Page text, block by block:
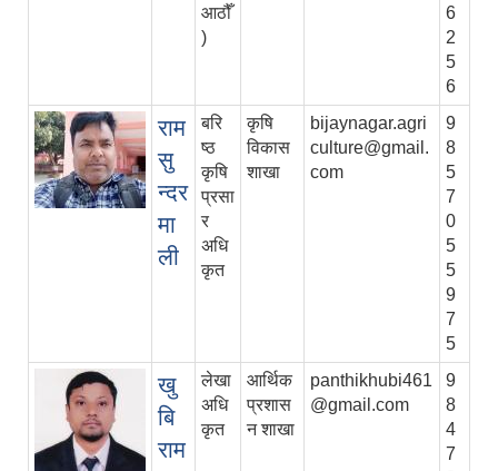
आठौँ
)
6
2
5
6
राम
सु
न्दर
मा
ली
बरि
ष्ठ
कृषि
प्रसा
र
अधि
कृत
कृषि
विकास
शाखा
bijaynagar.agri
culture@gmail.
com
9
8
5
7
0
5
5
9
7
5
खु
बि
राम
लेखा
अधि
कृत
आर्थिक
प्रशास
न शाखा
panthikhubi461
@gmail.com
9
8
4
7